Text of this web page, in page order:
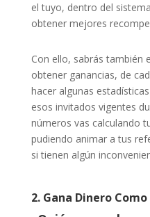
el tuyo, dentro del
obtener mejores
Con ello, sabrás también
obtener ganancias, de
hacer algunas
esos invitados vigentes
números vas calculando
pudiendo animar a tus
si tienen algún
2. Gana Dinero